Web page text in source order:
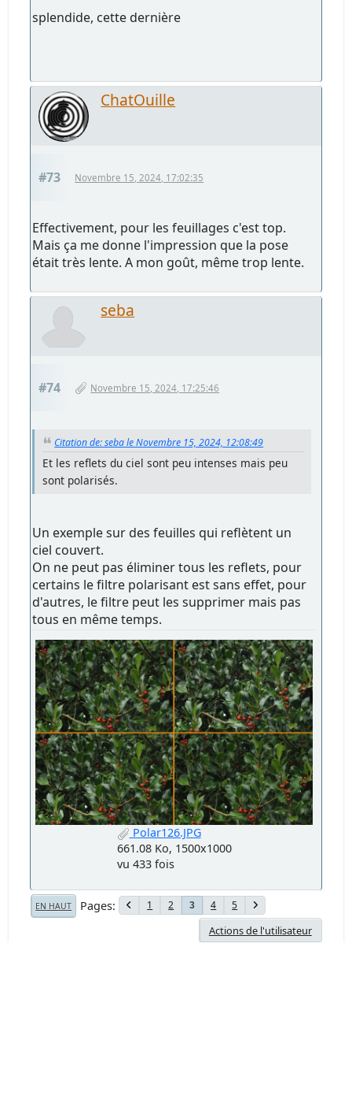
splendide, cette dernière
ChatOuille
#73 Novembre 15, 2024, 17:02:35
Effectivement, pour les feuillages c'est top.
Mais ça me donne l'impression que la pose
était très lente. A mon goût, même trop lente.
seba
#74 Novembre 15, 2024, 17:25:46
Citation de: seba le Novembre 15, 2024, 12:08:49
Et les reflets du ciel sont peu intenses mais peu
sont polarisés.
Un exemple sur des feuilles qui reflètent un
ciel couvert.
On ne peut pas éliminer tous les reflets, pour
certains le filtre polarisant est sans effet, pour
d'autres, le filtre peut les supprimer mais pas
tous en même temps.
Polar126.JPG
661.08 Ko, 1500x1000
vu 433 fois
EN HAUT Pages 1 2 3 4 5
Actions de l'utilisateur